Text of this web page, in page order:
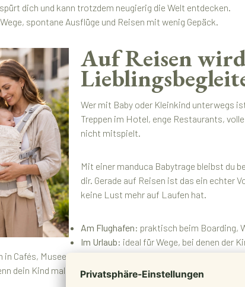
dich und kann trotzdem neugierig die Welt entdecken.
spontane Ausflüge und Reisen mit wenig Gepäck.
Auf Reisen
Wer mit Baby oder Kleinkind unterwegs
Treppen im Hotel, enge Restaurants,
nicht mitspielt.
Mit einer manduca Babytrage bleibst du
dir. Gerade auf Reisen ist das ein echter
keine Lust mehr auf Laufen hat.
Am Flughafen: praktisch beim Boarding,
Im Urlaub: ideal für Wege, bei denen der
in Cafés, Museen, kleinen Läden und engen Gassen.
dein Kind mal selbst laufen und mal getragen werden möchte.